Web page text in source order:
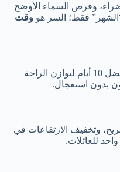
وفرص السماء الأوضح
فقط؛ السر هو وقت
الحد العملي 7 أيام (أنديز + ماتشو). الأفضل 10 أيام لتوازن الراحة
وتخفيف الارتفاعات في
للعائلات.